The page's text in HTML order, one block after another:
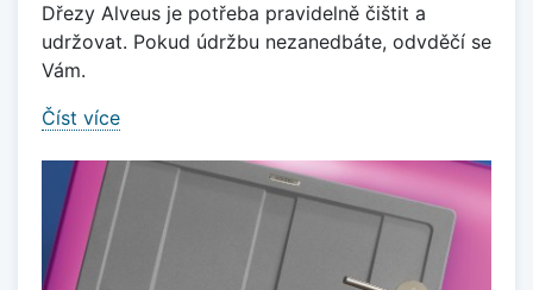
Dřezy Alveus je potřeba pravidelně čištit a
udržovat. Pokud údržbu nezanedbáte, odvděčí se
Vám.
Číst více